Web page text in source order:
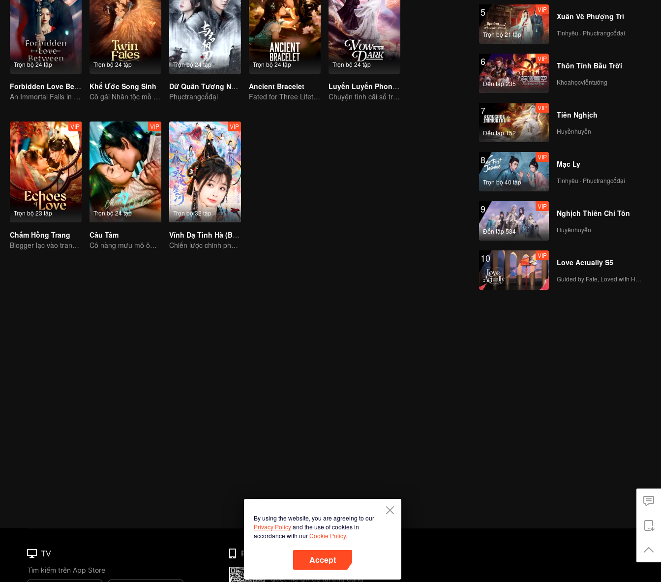
Trọn bộ 24 tập
Forbidden Love Between
An Immortal Falls in Love With a Witch
Trọn bộ 24 tập
Khế Ước Song Sinh
Cô gái Nhân tộc mồ côi hiến thân kết khế ước với thần thú.
Trọn bộ 24 tập
Dữ Quân Tương Nhẫn
Phụctrangcổđại
Trọn bộ 24 tập
Ancient Bracelet
Fated for Three Lifetimes, Bound by One Thought
Trọn bộ 24 tập
Luyến Luyến Phong Lăng Độ
Chuyện tình cãi số trời! Ma tôn theo đuổi nàng tiểu tiên
Trọn bộ 23 tập
VIP
Chẩm Hồng Trang
Blogger lạc vào trang sách, chinh phục công gia sắc sảo
Trọn bộ 24 tập
VIP
Câu Tâm
Cô nàng mưu mô ôm hận báo thù phải lòng chàng thiếu gia bất hảo
Trọn bộ 32 tập
VIP
Vĩnh Dạ Tinh Hà (Bản Tiếng Anh)
Chiến lược chinh phục kẻ nham hiểm, tâm lý bất ổn của thiếu nữ tinh nghịch
5
Trọn bộ 21 tập
VIP
Xuân Về Phượng Trì
Tìnhyêu · Phụctrangcổđại
6
Đến tập 235
VIP
Thôn Tính Bầu Trời
Khoahọcviễntưởng
7
Đến tập 152
VIP
Tiên Nghịch
Huyềnhuyễn
8
Trọn bộ 40 tập
VIP
Mạc Ly
Tìnhyêu · Phụctrangcổđại
9
Đến tập 534
VIP
Nghịch Thiên Chí Tôn
Huyềnhuyễn
10 VIP
Love Actually S5
By using the website, you are agreeing to our
Privacy Policyand the use of cookies in
accordance with ourCookie Policy.
Accept
TV
Tìm kiếm trên App Store
Phone
Quét mã QR để tải ứng dụng